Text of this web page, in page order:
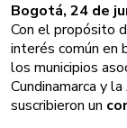
Bogotá, 24 de
Con el propósito
interés común en
los municipios
Cundinamarca y
suscribieron un